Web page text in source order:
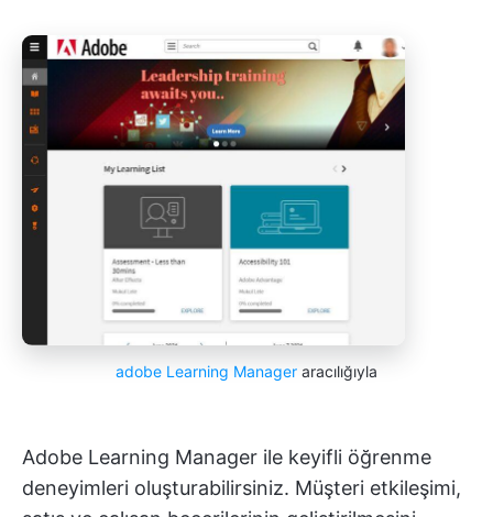
adobe Learning Manager aracılığıyla
Adobe Learning Manager ile keyifli öğrenme
deneyimleri oluşturabilirsiniz. Müşteri etkileşimi,